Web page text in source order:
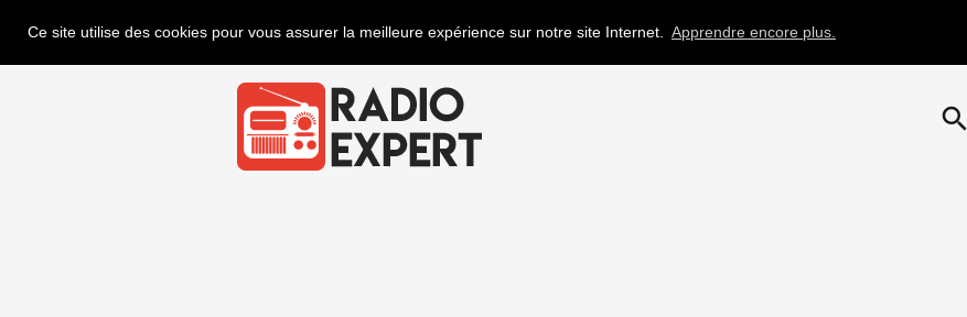
Ce site utilise des cookies pour vous assurer la meilleure expérience sur notre site Internet. Apprendre encore plus.
search